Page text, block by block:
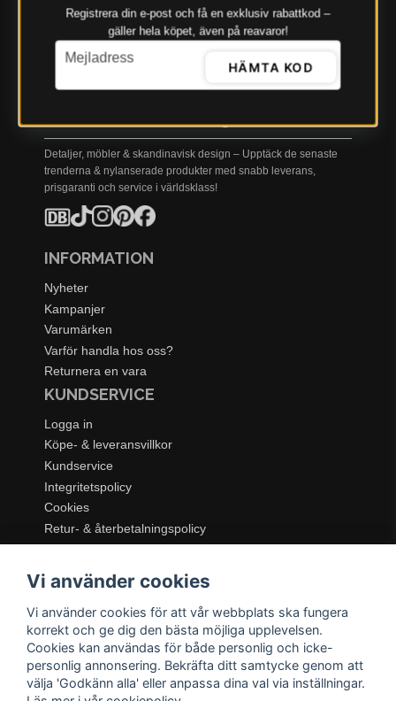
Registrera din e‑post och få en exklusiv rabattkod –
gäller hela köpet, även på reavaror!
email
Mejladress
HÄMTA KOD
Detaljer, möbler & skandinavisk design – Upptäck de senaste
trenderna & nylanserade produkter med snabb leverans,
prisgaranti och service i världsklass!
INFORMATION
Nyheter
Kampanjer
Varumärken
Varför handla hos oss?
Returnera en vara
KUNDSERVICE
Logga in
Köpe- & leveransvillkor
Kundservice
Integritetspolicy
Cookies
Retur- & återbetalningspolicy
Dukning & Servering
Kök & Matlagning
Belysning
Textil & Mattor
Möbler
Vi använder cookies
Vi använder cookies för att vår webbplats ska fungera
korrekt och ge dig den bästa möjliga upplevelsen.
Cookies kan användas för både personlig och icke-
personlig annonsering. Bekräfta ditt samtycke genom att
välja 'Godkänn alla' eller anpassa dina val via inställningar.